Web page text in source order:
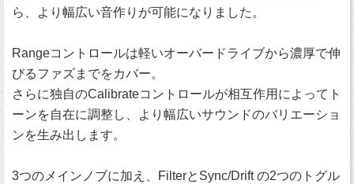
ら、より幅広い音作りが可能になりました。
Rangeコントロールは軽いオーバードライブから濃厚で伸
びるファズまでをカバー。
さらに独自のCalibrateコントロールが相互作用によってト
ーンを自在に調整し、より幅広いサウンドのバリエーショ
ンを生み出します。
3つのメインノブに加え、FilterとSync/Drift の2つのトグル